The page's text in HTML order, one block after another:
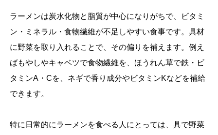
ラーメンは炭水化物と脂質が中心になりがちで、ビタミ
ン・ミネラル・食物繊維が不足しやすい食事です。具材
に野菜を取り入れることで、その偏りを補えます。例え
ばもやしやキャベツで食物繊維を、ほうれん草で鉄・ビ
タミンA・Cを、ネギで香り成分やビタミンKなどを補給
できます。
特に日常的にラーメンを食べる人にとっては、具で野菜